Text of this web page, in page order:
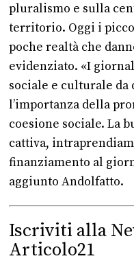
pluralismo e sulla
territorio. Oggi i
poche realtà che
evidenziato. «I
sociale e culturale
l’importanza della
coesione sociale. La
cattiva,
finanziamento al
aggiunto Andolfatto.
Iscriviti alla
Articolo21